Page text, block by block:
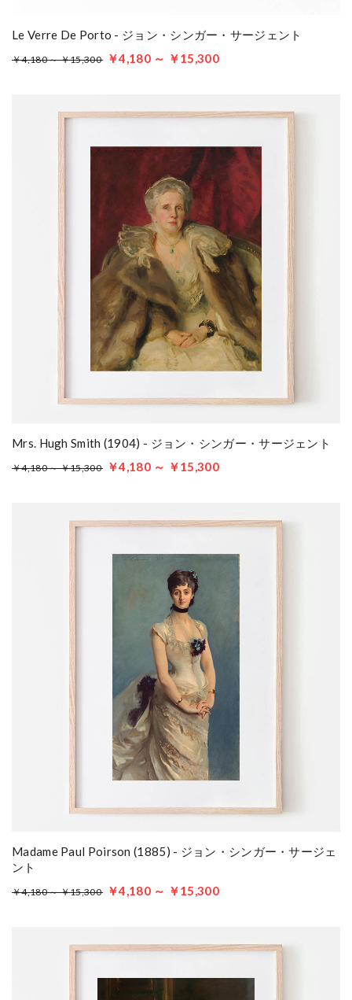
Le Verre De Porto - ジョン・シンガー・サージェント
￥4,180 ～ ￥15,300 ￥4,180 ～ ￥15,300
Mrs. Hugh Smith (1904) - ジョン・シンガー・サージェント
￥4,180 ～ ￥15,300 ￥4,180 ～ ￥15,300
Madame Paul Poirson (1885) - ジョン・シンガー・サージェ
ント
￥4,180 ～ ￥15,300 ￥4,180 ～ ￥15,300